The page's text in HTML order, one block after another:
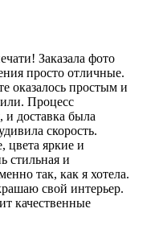
Заказала фото
просто отличные.
оказалось простым и
Процесс
и доставка была
скорость.
цвета яркие и
стильная и
так, как я хотела.
свой интерьер.
качественные